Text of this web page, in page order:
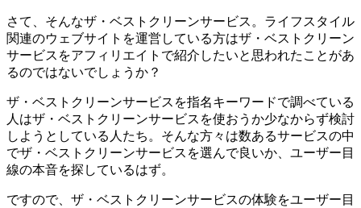
さて、そんなザ・ベストクリーンサービス。ライフスタイル
関連のウェブサイトを運営している方はザ・ベストクリーン
サービスをアフィリエイトで紹介したいと思われたことがあ
るのではないでしょうか？
ザ・ベストクリーンサービスを指名キーワードで調べている
人はザ・ベストクリーンサービスを使おうか少なからず検討
しようとしている人たち。そんな方々は数あるサービスの中
でザ・ベストクリーンサービスを選んで良いか、ユーザー目
線の本音を探しているはず。
ですので、ザ・ベストクリーンサービスの体験をユーザー目